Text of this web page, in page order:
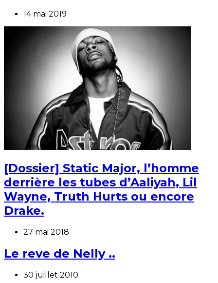
14 mai 2019
[Dossier] Static Major, l’homme
derrière les tubes d’Aaliyah, Lil
Wayne, Truth Hurts ou encore
Drake.
27 mai 2018
Le reve de Nelly ..
30 juillet 2010